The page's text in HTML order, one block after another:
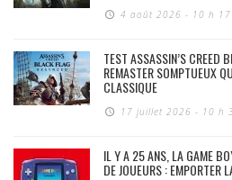
4 août 2026 - 10 h 17
TEST ASSASSIN’S CREED
REMASTER SOMPTUEUX
CLASSIQUE
17 juillet 2026 - 10 h
IL Y A 25 ANS, LA GAME
DE JOUEURS : EMPORTER